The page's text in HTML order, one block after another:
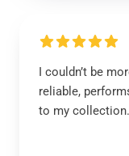
I couldn’t be
reliable,
to my collection.